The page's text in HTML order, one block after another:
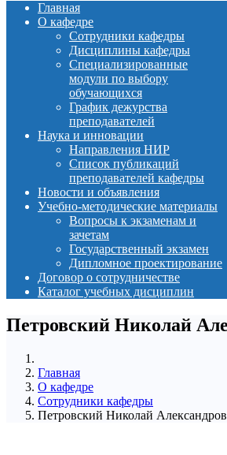
Главная
О кафедре
Сотрудники кафедры
Дисциплины кафедры
Специализированные
модули по выбору
обучающихся
График дежурства
преподавателей
Наука и инновации
Направления НИР
Список публикаций
преподавателей кафедры
Новости и объявления
Учебно-методические материалы
Вопросы к экзаменам и
зачетам
Государственный экзамен
Дипломное проектирование
Договор о сотрудничестве
Каталог учебных дисциплин
Петровский Николай
Главная
О кафедре
Сотрудники кафедры
Петровский Николай